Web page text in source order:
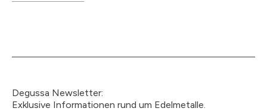
Degussa Newsletter:
Exklusive Informationen rund um Edelmetalle.